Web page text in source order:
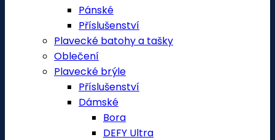
Pánské
Příslušenství
Plavecké batohy a tašky
Oblečení
Plavecké brýle
Příslušenství
Dámské
Bora
DEFY Ultra